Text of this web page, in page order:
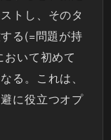
トし、そのタ
る(=問題が持
いて初めて
る。これは、
に役立つオプ